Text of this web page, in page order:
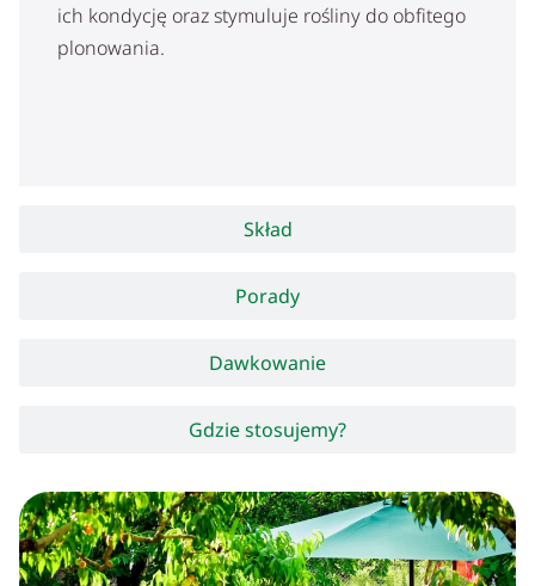
Skład
Porady
Dawkowanie
Gdzie stosujemy?
ich kondycję oraz stymuluje rośliny do obfitego
plonowania.